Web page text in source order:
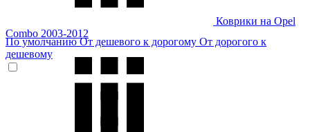
Коврики на Opel
Combo 2003-2012
По умолчаниюОт дешевого к дорогому От дорогого к
дешевому